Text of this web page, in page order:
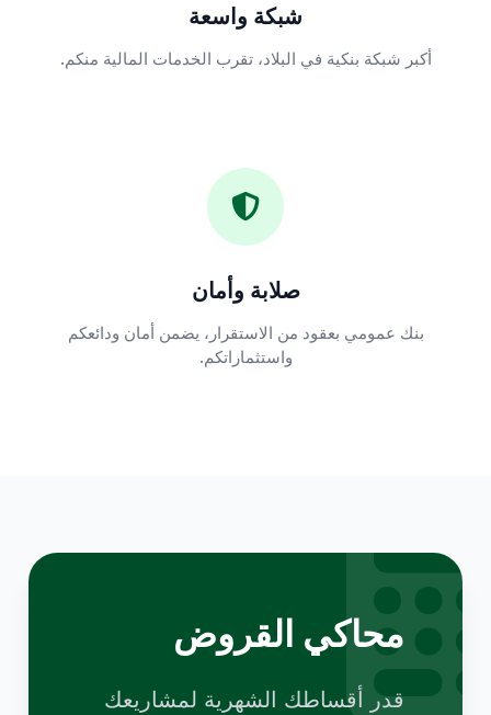
شبكة واسعة
أكبر شبكة بنكية في البلاد، تقرب الخدمات المالية منكم.
صلابة وأمان
بنك عمومي بعقود من الاستقرار، يضمن أمان ودائعكم
واستثماراتكم.
محاكي القروض
قدر أقساطك الشهرية لمشاريعك